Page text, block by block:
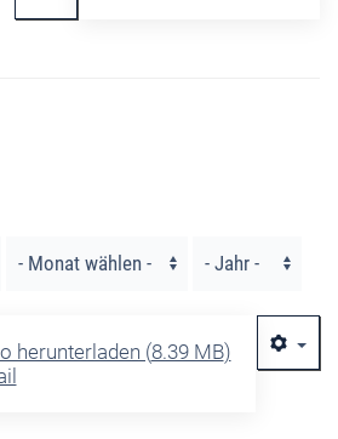
herunterladen (8.39 MB)